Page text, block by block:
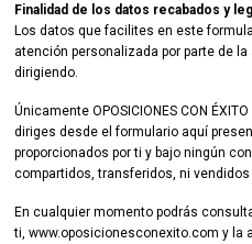
Finalidad de los datos recabados y
Los datos que facilites en este
atención personalizada por parte de
dirigiendo.
Únicamente OPOSICIONES CON
diriges desde el formulario aquí
proporcionados por ti y bajo ningún
compartidos, transferidos, ni vendidos
En cualquier momento podrás
ti, www.oposicionesconexito.com y la